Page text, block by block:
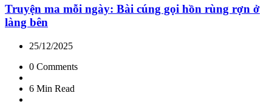
Truyện ma mỗi ngày: Bài cúng gọi hồn rùng rợn ở
làng bên
25/12/2025
0 Comments
6 Min Read